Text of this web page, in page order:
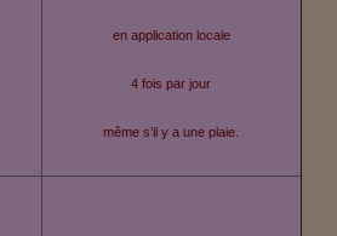
en application locale
4 fois par jour
même s’il y a une plaie.